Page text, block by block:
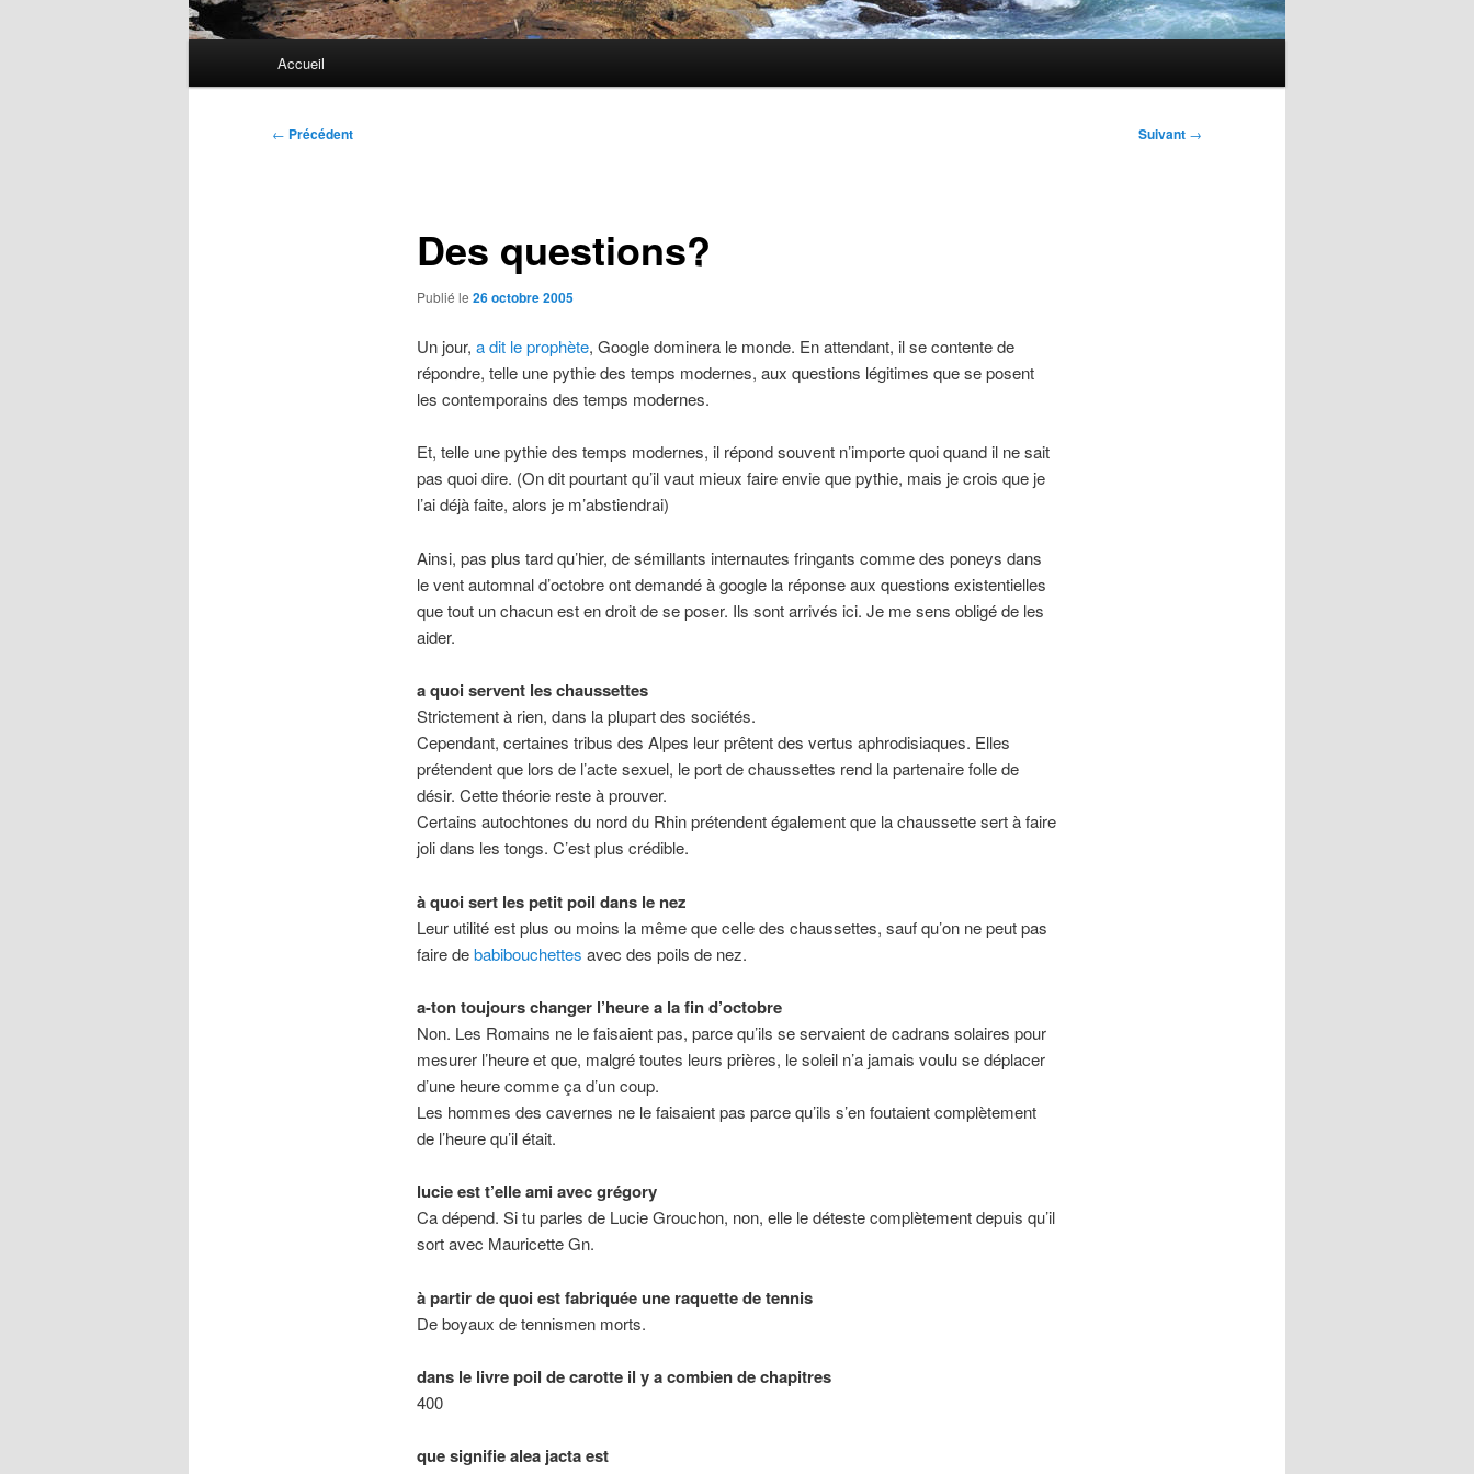
Accueil
Navigation
← Précédent Suivant →
Des questions?
Publié le 26 octobre 2005
Un jour, a dit le prophète, Google dominera le monde. En attendant, il se contente de
répondre, telle une pythie des temps modernes, aux questions légitimes que se posent
les contemporains des temps modernes.
Et, telle une pythie des temps modernes, il répond souvent n’importe quoi quand il ne sait
pas quoi dire. (On dit pourtant qu’il vaut mieux faire envie que pythie, mais je crois que je
l’ai déjà faite, alors je m’abstiendrai)
Ainsi, pas plus tard qu’hier, de sémillants internautes fringants comme des poneys dans
le vent automnal d’octobre ont demandé à google la réponse aux questions existentielles
que tout un chacun est en droit de se poser. Ils sont arrivés ici. Je me sens obligé de les
aider.
a quoi servent les chaussettes
Strictement à rien, dans la plupart des sociétés.
Cependant, certaines tribus des Alpes leur prêtent des vertus aphrodisiaques. Elles
prétendent que lors de l’acte sexuel, le port de chaussettes rend la partenaire folle de
désir. Cette théorie reste à prouver.
Certains autochtones du nord du Rhin prétendent également que la chaussette sert à faire
joli dans les tongs. C’est plus crédible.
à quoi sert les petit poil dans le nez
Leur utilité est plus ou moins la même que celle des chaussettes, sauf qu’on ne peut pas
faire debabibouchettes avec des poils de nez.
a-ton toujours changer l’heure a la fin d’octobre
Non. Les Romains ne le faisaient pas, parce qu’ils se servaient de cadrans solaires pour
mesurer l’heure et que, malgré toutes leurs prières, le soleil n’a jamais voulu se déplacer
d’une heure comme ça d’un coup.
Les hommes des cavernes ne le faisaient pas parce qu’ils s’en foutaient complètement
de l’heure qu’il était.
lucie est t’elle ami avec grégory
Ca dépend. Si tu parles de Lucie Grouchon, non, elle le déteste complètement depuis qu’il
sort avec Mauricette Gn.
à partir de quoi est fabriquée une raquette de tennis
De boyaux de tennismen morts.
dans le livre poil de carotte il y a combien de chapitres
400
que signifie alea jacta est